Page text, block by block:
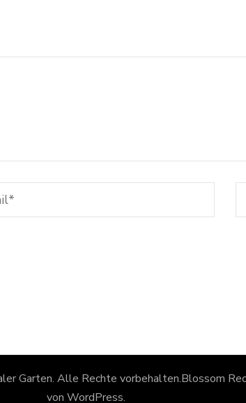
Garten. Alle Rechte vorbehalten.Blossom
von WordPress.